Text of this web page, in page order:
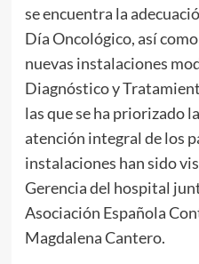
se encuentra la
Día Oncológico, así
nuevas instalaciones
Diagnóstico y
las que se ha priorizado
atención integral de los
instalaciones han sido
Gerencia del hospital
Asociación Española
Magdalena Cantero.